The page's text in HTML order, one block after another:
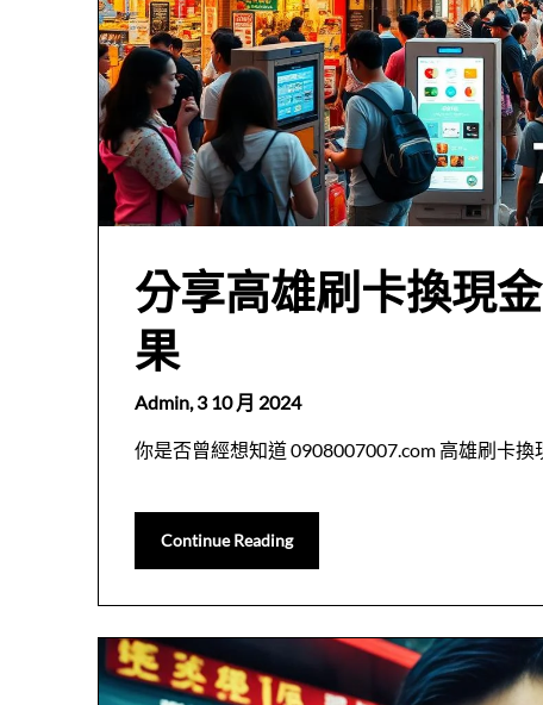
分享高雄刷卡換現
果
Admin,3 10 月 2024
你是否曾經想知道 0908007007.com 高雄刷卡
Continue Reading